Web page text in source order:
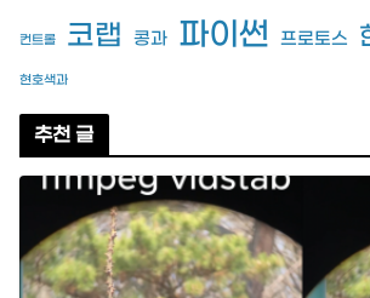
컨트롤 코랩 콩과 파이썬 프로토스
현호색과
추천 글